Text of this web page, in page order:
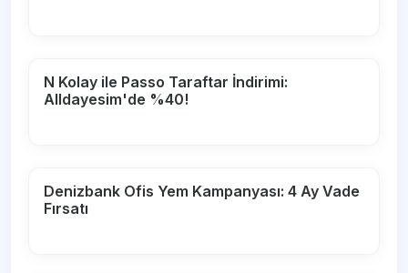
N Kolay ile Passo Taraftar İndirimi:
Alldayesim'de %40!
Denizbank Ofis Yem Kampanyası: 4 Ay Vade
Fırsatı